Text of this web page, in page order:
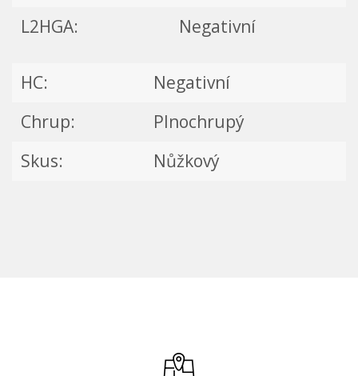
L2HGA:
Negativní
HC:
Negativní
Chrup:
Plnochrupý
Skus:
Nůžkový